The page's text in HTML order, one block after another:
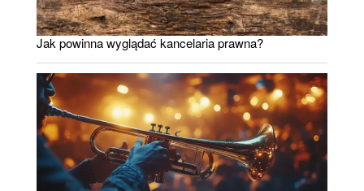
Jak powinna wyglądać kancelaria prawna?